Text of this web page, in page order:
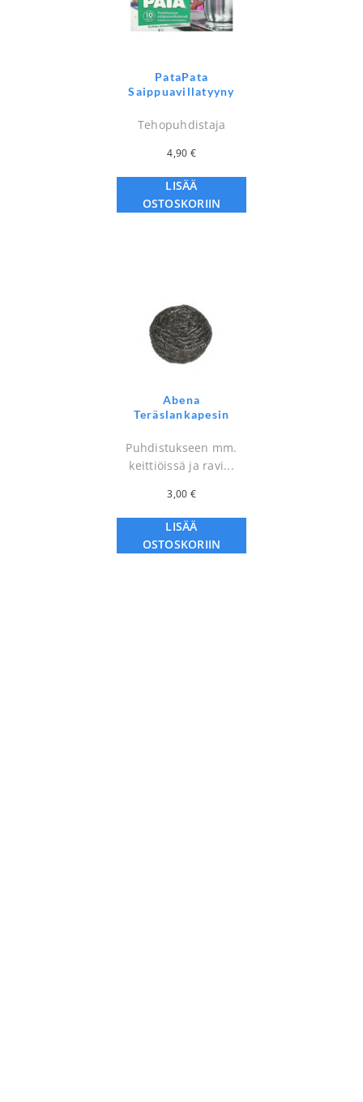
PataPata
Saippuavillatyyny
Tehopuhdistaja
4,90 €
LISÄÄ
OSTOSKORIIN
Abena
Teräslankapesin
Puhdistukseen mm.
keittiöissä ja ravi...
3,00 €
LISÄÄ
OSTOSKORIIN